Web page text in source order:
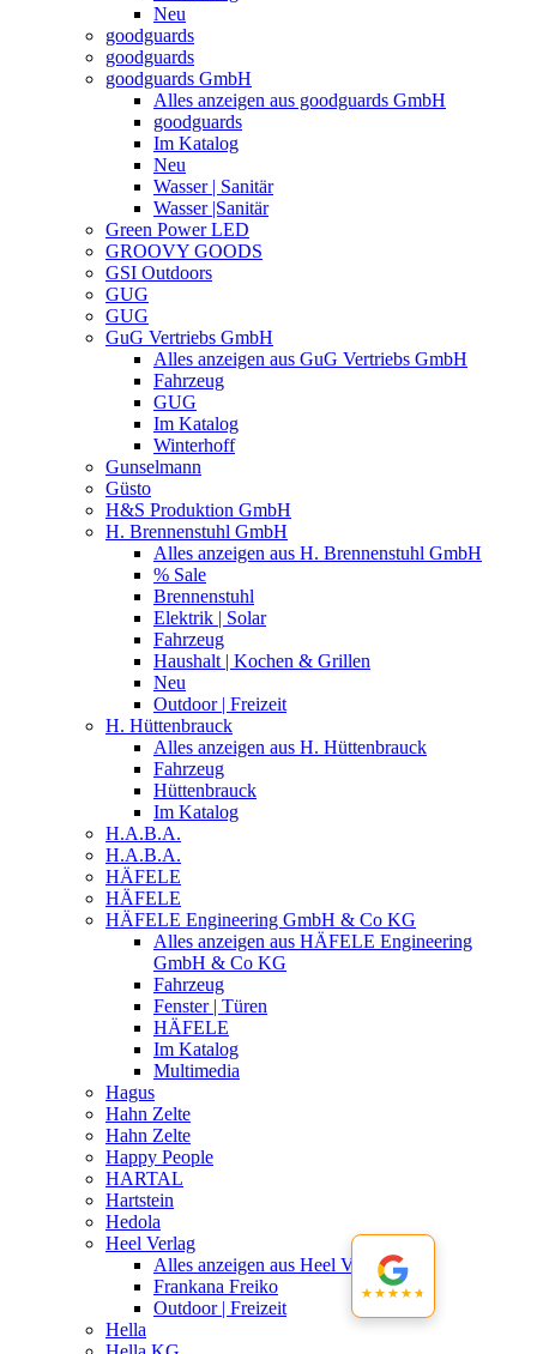
Neu
goodguards
goodguards
goodguards GmbH
Alles anzeigen aus goodguards GmbH
goodguards
Im Katalog
Neu
Wasser | Sanitär
Wasser |Sanitär
Green Power LED
GROOVY GOODS
GSI Outdoors
GUG
GUG
GuG Vertriebs GmbH
Alles anzeigen aus GuG Vertriebs GmbH
Fahrzeug
GUG
Im Katalog
Winterhoff
Gunselmann
Güsto
H&S Produktion GmbH
H. Brennenstuhl GmbH
Alles anzeigen aus H. Brennenstuhl GmbH
% Sale
Brennenstuhl
Elektrik | Solar
Fahrzeug
Haushalt | Kochen & Grillen
Neu
Outdoor | Freizeit
H. Hüttenbrauck
Alles anzeigen aus H. Hüttenbrauck
Fahrzeug
Hüttenbrauck
Im Katalog
H.A.B.A.
H.A.B.A.
HÄFELE
HÄFELE
HÄFELE Engineering GmbH & Co KG
Alles anzeigen aus HÄFELE Engineering
GmbH & Co KG
Fahrzeug
Fenster | Türen
HÄFELE
Im Katalog
Multimedia
Hagus
Hahn Zelte
Hahn Zelte
Happy People
HARTAL
Hartstein
Hedola
Heel Verlag
Alles anzeigen aus Heel Verlag
Frankana Freiko
Outdoor | Freizeit
Hella
★★★★★
★★★★★